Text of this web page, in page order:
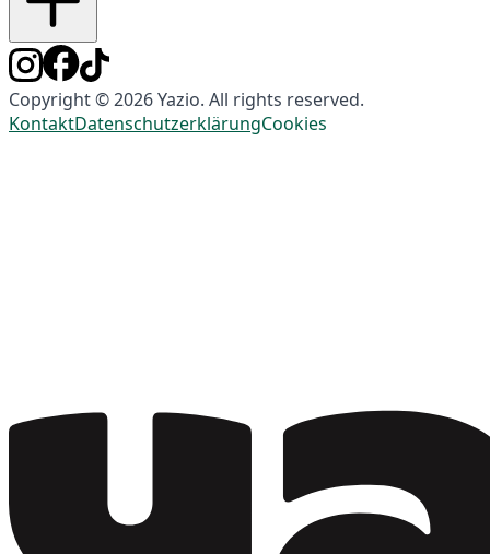
Copyright © 2026 Yazio. All rights reserved.
KontaktDatenschutzerklärungCookies